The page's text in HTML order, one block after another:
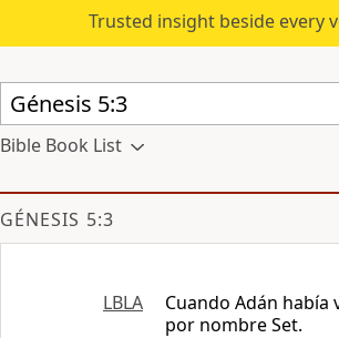
Trusted insight beside every
Bible Book List
GÉNESIS 5:3
LBLA Cuando Adán
por nombre Set.